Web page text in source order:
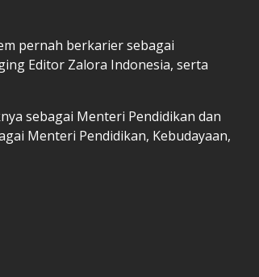
pernah berkarier sebagai
Editor Zalora Indonesia, serta
sebagai Menteri Pendidikan dan
Menteri Pendidikan, Kebudayaan,